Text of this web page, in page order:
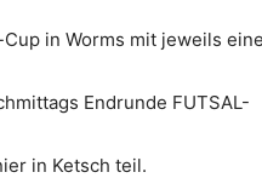
in Worms mit jeweils
Endrunde FUTSAL-
in Ketsch teil.